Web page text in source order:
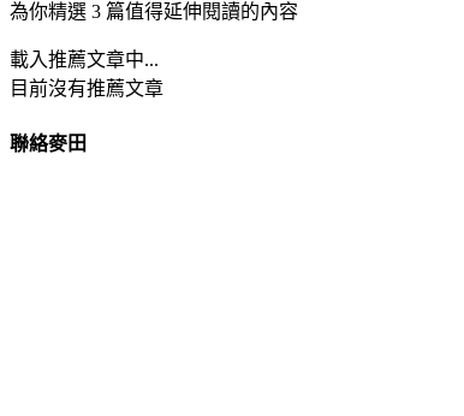
為你精選 3 篇值得延伸閱讀的內容
載入推薦文章中...
目前沒有推薦文章
聯絡麥田